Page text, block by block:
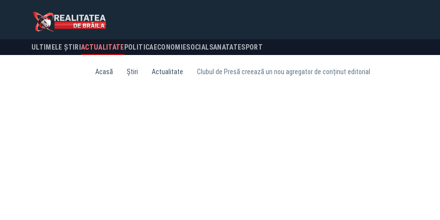
ULTIMELE ȘTIRI ACTUALITATE POLITICA ECONOMIESOCIALSANATATESPORT
Acasă Știri Actualitate Clubul de Presă creează un nou agregator de conținut editorial